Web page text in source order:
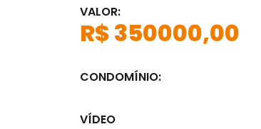
VALOR:
R$ 350000,00
CONDOMÍNIO:
VÍDEO